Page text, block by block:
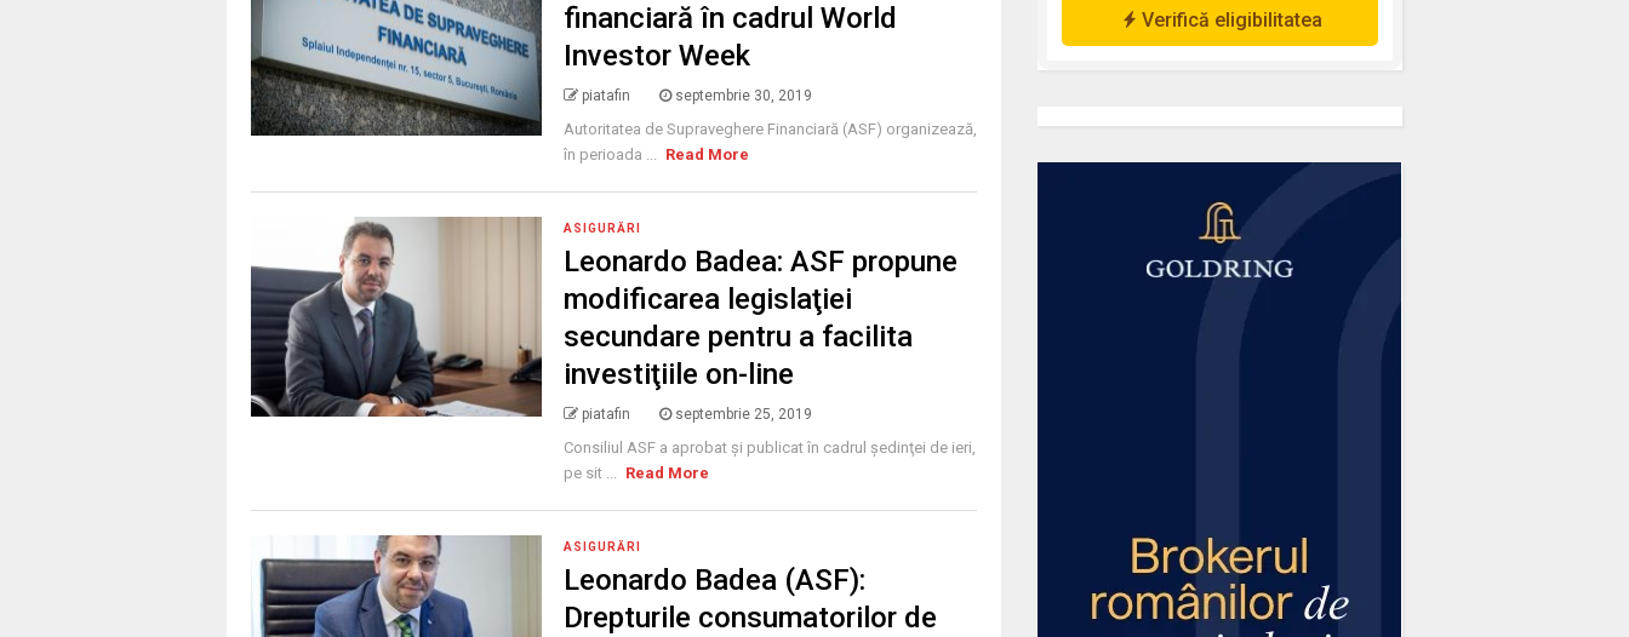
financiară în cadrul World
Investor Week
piatafin septembrie 30, 2019
Autoritatea de Supraveghere Financiară (ASF) organizează,
în perioada ... Read More
ASIGURĂRI
Leonardo Badea: ASF propune
modificarea legislaţiei
secundare pentru a facilita
investiţiile on-line
piatafin septembrie 25, 2019
Consiliul ASF a aprobat şi publicat în cadrul şedinţei de ieri,
pe sit ... Read More
ASIGURĂRI
Leonardo Badea (ASF):
Drepturile consumatorilor de